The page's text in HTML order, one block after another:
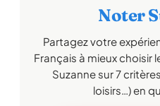
Noter
Partagez votre
Français à mieux choisir
Suzanne sur 7
loisirs…) en